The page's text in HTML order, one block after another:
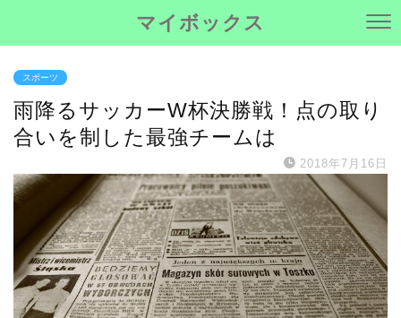
マイボックス
スポーツ
雨降るサッカーW杯決勝戦！点の取り
合いを制した最強チームは
2018年7月16日